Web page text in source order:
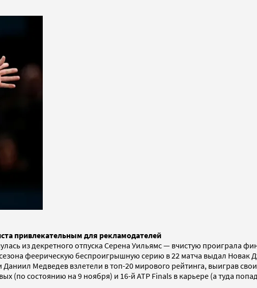
привлекательным для рекламодателей
из декретного отпуска Серена Уильямс — вчистую проиграла
феерическую беспроигрышную серию в 22 матча выдал Новак
Медведев взлетели в топ-20 мирового рейтинга, выиграв
(по состоянию на 9 ноября) и 16-й ATP Finals в карьере (а туда